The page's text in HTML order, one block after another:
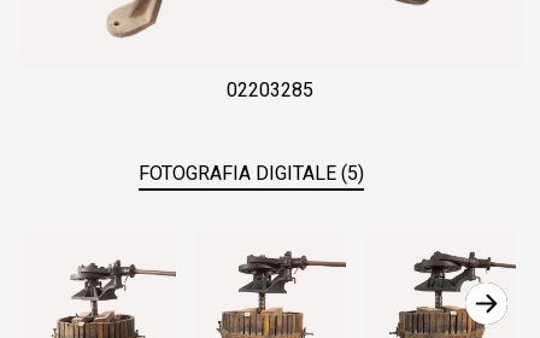
02203285
FOTOGRAFIA DIGITALE (5)